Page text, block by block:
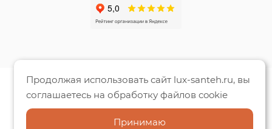
Продолжая использовать сайт lux-santeh.ru, вы
соглашаетесь на обработку файлов cookie
Принимаю